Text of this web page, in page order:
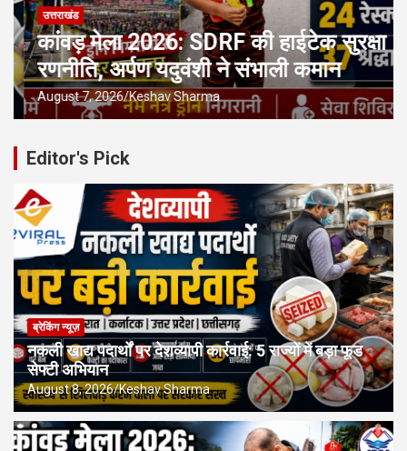
उत्तराखंड
कांवड़ मेला 2026: SDRF की हाईटेक सुरक्षा
रणनीति, अर्पण यदुवंशी ने संभाली कमान
August 7, 2026 Keshav Sharma
Editor's Pick
ब्रेकिंग न्यूज़
नकली खाद्य पदार्थों पर देशव्यापी कार्रवाई: 5 राज्यों में बड़ा फूड
सेफ्टी अभियान
August 8, 2026 Keshav Sharma